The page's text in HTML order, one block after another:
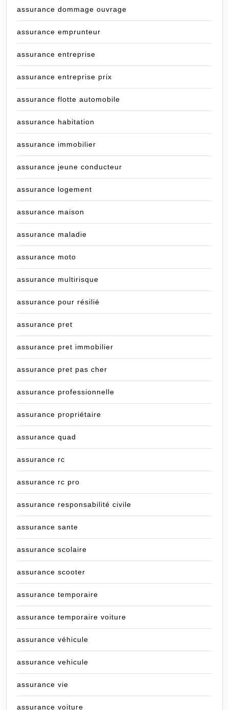
assurance dommage ouvrage
assurance emprunteur
assurance entreprise
assurance entreprise prix
assurance flotte automobile
assurance habitation
assurance immobilier
assurance jeune conducteur
assurance logement
assurance maison
assurance maladie
assurance moto
assurance multirisque
assurance pour résilié
assurance pret
assurance pret immobilier
assurance pret pas cher
assurance professionnelle
assurance propriétaire
assurance quad
assurance rc
assurance rc pro
assurance responsabilité civile
assurance sante
assurance scolaire
assurance scooter
assurance temporaire
assurance temporaire voiture
assurance véhicule
assurance vehicule
assurance vie
assurance voiture